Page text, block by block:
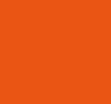
社様
あり